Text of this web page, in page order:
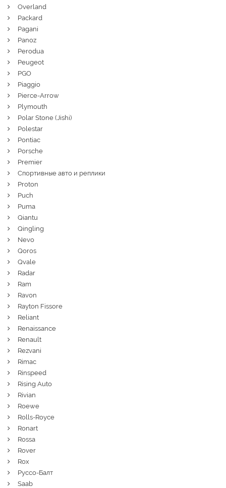
Overland
Packard
Pagani
Panoz
Perodua
Peugeot
PGO
Piaggio
Pierce-Arrow
Plymouth
Polar Stone (Jishi)
Polestar
Pontiac
Porsche
Premier
Спортивные авто и реплики
Proton
Puch
Puma
Qiantu
Qingling
Nevo
Qoros
Qvale
Radar
Ram
Ravon
Rayton Fissore
Reliant
Renaissance
Renault
Rezvani
Rimac
Rinspeed
Rising Auto
Rivian
Roewe
Rolls-Royce
Ronart
Rossa
Rover
Rox
Руссо-Балт
Saab